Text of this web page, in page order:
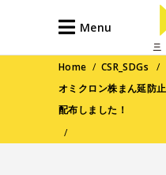
Menu
Home / CSR_SDGs
/
オミクロン株まん延防
配布しました！
/